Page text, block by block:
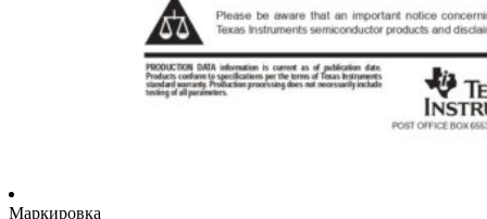
Маркировка